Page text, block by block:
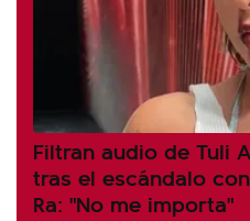
Filtran audio de Tuli
tras el escándalo
Ra: "No me importa"